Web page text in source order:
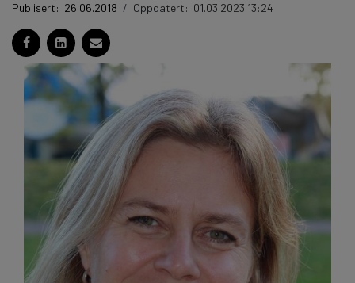
Publisert: 26.06.2018 / Oppdatert: 01.03.2023 13:24